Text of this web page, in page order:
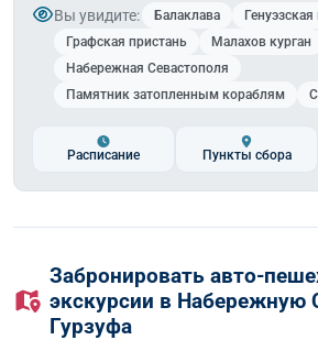
Вы увидите: Балаклава
Графская пристань
Малахов курган
Набережная Севастополя
Памятник затопленным кораблям
Расписание Пункты сбора
Забронировать авто-
экскурсии в Набережную
Гурзуфа